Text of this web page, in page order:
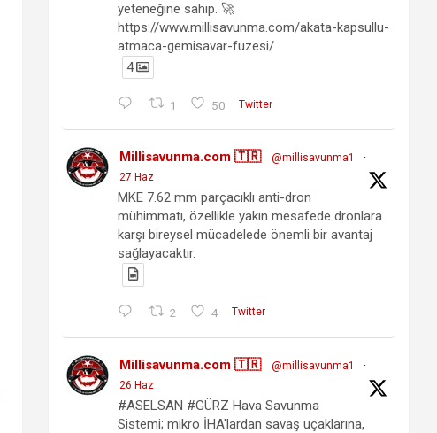
yeteneğine sahip. 🚀
https://www.millisavunma.com/akata-kapsullu-
atmaca-gemisavar-fuzesi/
4
1 50 Twitter
Millisavunma.com 🇹🇷 @millisavunma1
·
27 Haz
MKE 7.62 mm parçacıklı anti-dron
mühimmatı, özellikle yakın mesafede dronlara
karşı bireysel mücadelede önemli bir avantaj
sağlayacaktır.
2 4 Twitter
Millisavunma.com 🇹🇷 @millisavunma1
·
26 Haz
#ASELSAN #GÜRZ Hava Savunma
Sistemi; mikro İHA'lardan savaş uçaklarına,